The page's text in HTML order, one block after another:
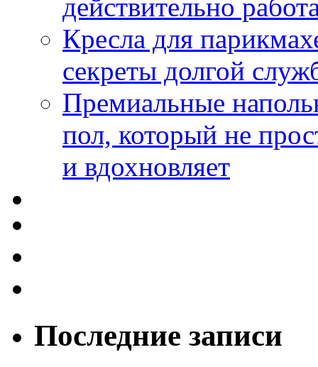
действительно
Кресла для
секреты долгой
Премиальные
пол, который не
и вдохновляет
Последние записи